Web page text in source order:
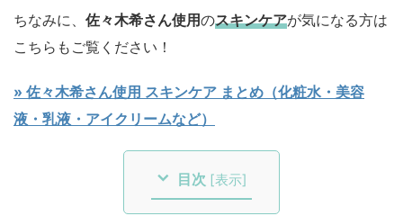
ちなみに、 佐々木希さん使用のスキンケアが気になる方は
こちらもご覧ください！
» 佐々木希さん使用 スキンケア まとめ（化粧水・美容
液・乳液・アイクリームなど）
目次 [表示]